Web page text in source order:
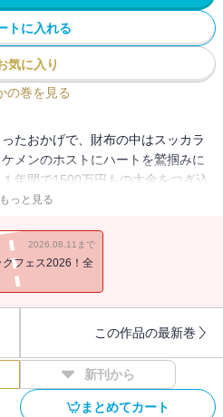
トに入れる
気に入り
の巻を見る
たおかげで、財布の中はスッカラ
メンのホストにハートを鷲掴みに
年間で1500万円もの大金をつぎ込
の上、若さと美貌という幻想の果
やアイライン入れ墨の成果は詳細
様が欲しいモノは、ホントに金で
もっと見る
2026.08.11まで
クフェス2026！全
この作品の最新巻
新刊から
まとめてカート